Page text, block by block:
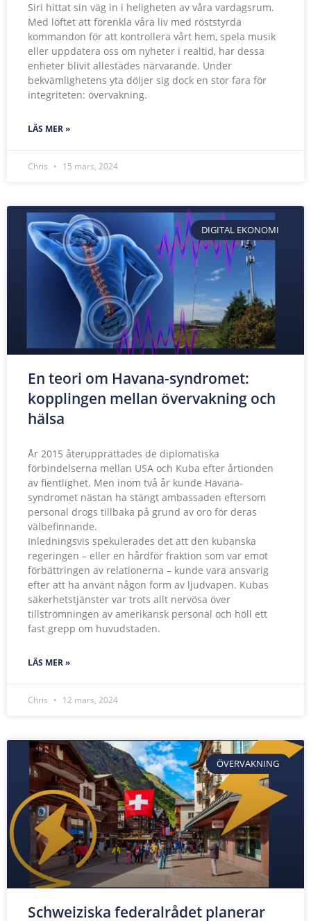
Siri hittat sin väg in i heligheten av våra vardagsrum.
Med löftet att förenkla våra liv med röststyrda
kommandon för att kontrollera vårt hem, spela musik
eller uppdatera oss om nyheter i realtid, har dessa
enheter blivit allestädes närvarande. Under
bekvämlighetens yta döljer sig dock en stor fara för
integriteten: övervakning.
LÄS MER »
Chris 15 mars, 2024
DIGITAL EKONOMI
En teori om Havana-syndromet:
kopplingen mellan övervakning och
hälsa
År 2015 återupprättades de diplomatiska
förbindelserna mellan USA och Kuba efter årtionden
av fientlighet. Men inom två år kunde Havana-
syndromet nästan ha stängt ambassaden eftersom
personal drogs tillbaka på grund av oro för deras
välbefinnande.
Inledningsvis spekulerades det att den kubanska
regeringen – eller en hårdför fraktion som var emot
förbättringen av relationerna – kunde vara ansvarig
efter att ha använt någon form av ljudvapen. Kubas
säkerhetstjänster var trots allt nervösa över
tillströmningen av amerikansk personal och höll ett
fast grepp om huvudstaden.
LÄS MER »
Chris 12 mars, 2024
ÖVERVAKNING
Schweiziska federalrådet planerar